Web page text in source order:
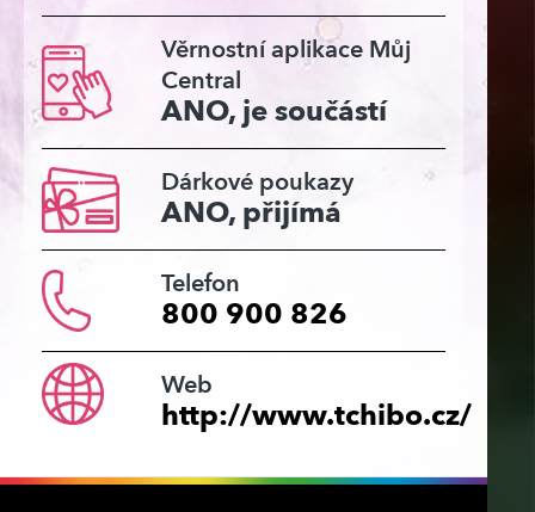
Věrnostní aplikace Můj
Central
ANO, je součástí
Dárkové poukazy
ANO, přijímá
Telefon
800 900 826
Web
http://www.tchibo.cz/